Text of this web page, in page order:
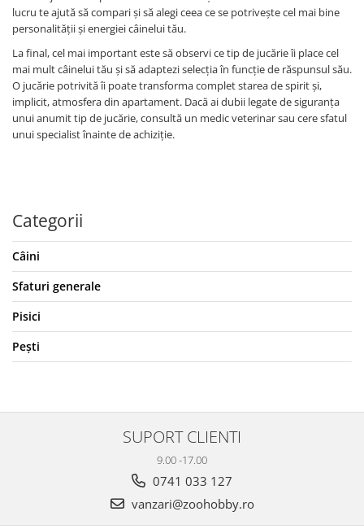
lucru te ajută să compari și să alegi ceea ce se potrivește cel mai bine
personalității și energiei câinelui tău.
La final, cel mai important este să observi ce tip de jucărie îi place cel
mai mult câinelui tău și să adaptezi selecția în funcție de răspunsul său.
O jucărie potrivită îi poate transforma complet starea de spirit și,
implicit, atmosfera din apartament. Dacă ai dubii legate de siguranța
unui anumit tip de jucărie, consultă un medic veterinar sau cere sfatul
unui specialist înainte de achiziție.
Categorii
Câini
Sfaturi generale
Pisici
Pești
SUPORT CLIENTI
9.00 -17.00
0741 033 127
vanzari@zoohobby.ro